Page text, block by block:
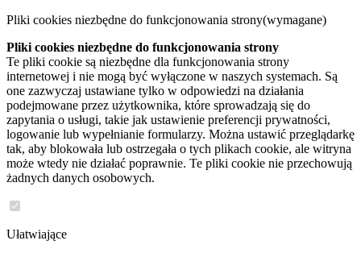
Pliki cookies niezbędne do funkcjonowania strony(wymagane)
Pliki cookies niezbędne do funkcjonowania strony
Te pliki cookie są niezbędne dla funkcjonowania strony
internetowej i nie mogą być wyłączone w naszych systemach. Są
one zazwyczaj ustawiane tylko w odpowiedzi na działania
podejmowane przez użytkownika, które sprowadzają się do
zapytania o usługi, takie jak ustawienie preferencji prywatności,
logowanie lub wypełnianie formularzy. Można ustawić przeglądarkę
tak, aby blokowała lub ostrzegała o tych plikach cookie, ale witryna
może wtedy nie działać poprawnie. Te pliki cookie nie przechowują
żadnych danych osobowych.
Ułatwiające